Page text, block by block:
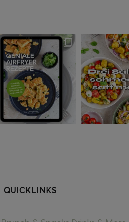
QUICKLINKS